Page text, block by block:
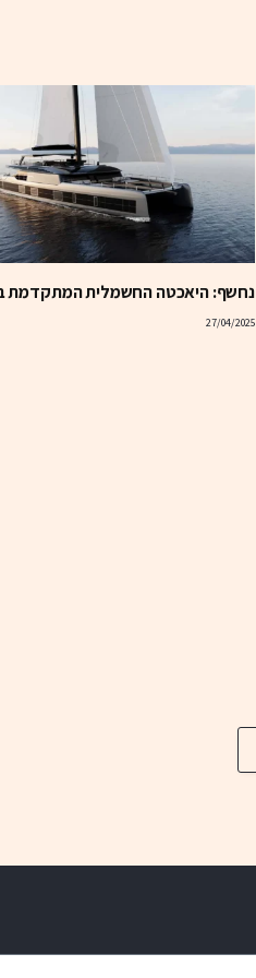
נחשף: היאכטה החשמלית המתקדמת
27/04/2025